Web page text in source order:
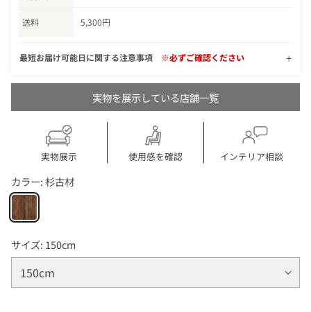
送料 5,300円
最短お届け可能日に関する注意事項 ※必ずご確認ください
実物を展示している店舗一覧
実物展示 使用感を確認 インテリア相談
カラー:杉古材
サイズ: 150cm